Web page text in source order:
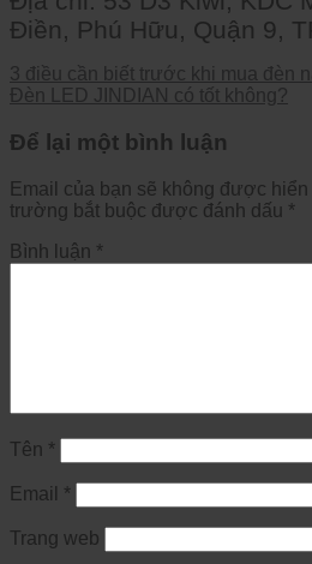
Điền, Phú Hữu, Quận 9,
3 điều cần biết trước khi mua đèn
Đèn LED JINDIAN có tốt không?
Để lại một bình luận
Email của bạn sẽ không được
trường bắt buộc được đánh dấu *
Bình luận *
Tên *
Email *
Trang web